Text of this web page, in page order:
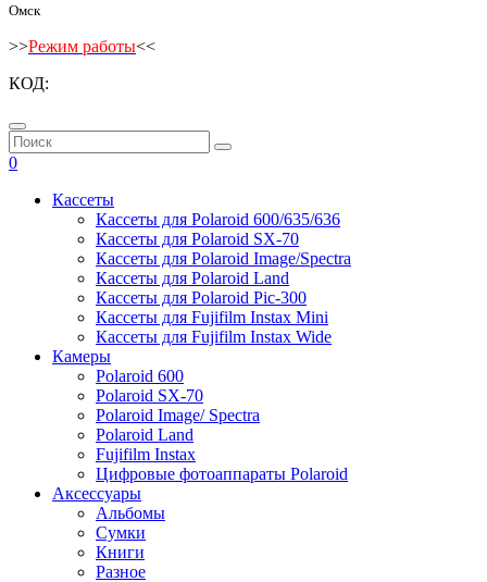
Омск
>>Режим работы<<
КОД:
0
Кассеты
Кассеты для Polaroid 600/635/636
Кассеты для Polaroid SX-70
Кассеты для Polaroid Image/Spectra
Кассеты для Polaroid Land
Кассеты для Polaroid Pic-300
Кассеты для Fujifilm Instax Mini
Кассеты для Fujifilm Instax Wide
Камеры
Polaroid 600
Polaroid SX-70
Polaroid Image/ Spectra
Polaroid Land
Fujifilm Instax
Цифровые фотоаппараты Polaroid
Аксессуары
Альбомы
Сумки
Книги
Разное